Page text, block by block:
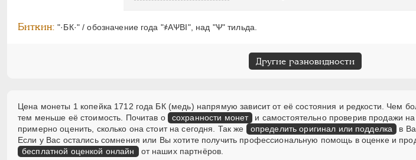
Биткин: "·БК·" / обозначение года "҂АѰВI", над "Ѱ" тильда.
Другие разновидности
Цена монеты 1 копейка 1712 года БК (медь) напрямую зависит от её состояния и редкости. Чем
тем меньше её стоимость. Почитав о
сохранности монет
и самостоятельно проверив продажи
примерно оценить, сколько она стоит на сегодня. Так же
определить оригинал или подделка
в
Если у Вас остались сомнения или Вы хотите получить профессиональную помощь в оценке и
бесплатной оценкой онлайн от наших партнёров.